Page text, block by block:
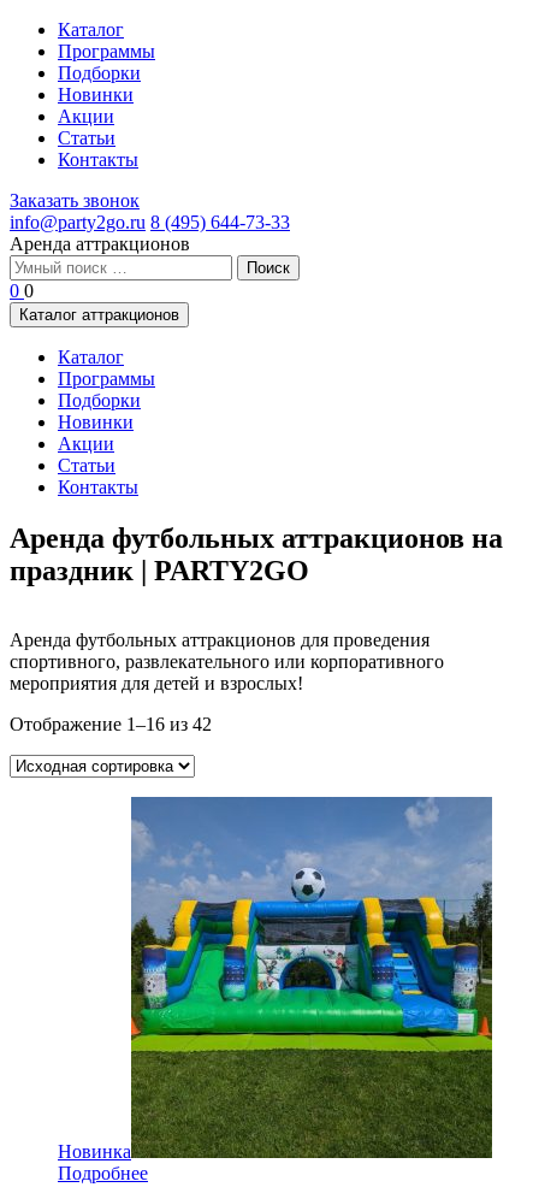
Каталог
Программы
Подборки
Новинки
Акции
Статьи
Контакты
Заказать звонок
info@party2go.ru 8 (495) 644-73-33
Аренда аттракционов
Найти:
0 0
Каталог аттракционов
Каталог
Программы
Подборки
Новинки
Акции
Статьи
Контакты
Аренда футбольных аттракционов на
праздник | PARTY2GO
Аренда футбольных аттракционов для проведения
спортивного, развлекательного или корпоративного
мероприятия для детей и взрослых!
Отображение 1–16 из 42
Новинка
Подробнее